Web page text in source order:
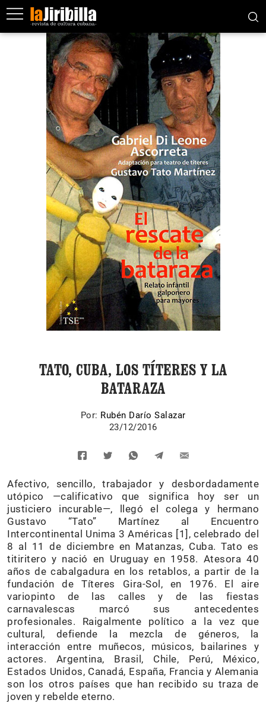
TATO, CUBA, LOS TÍTERES Y LA
BATARAZA
Por: Rubén Darío Salazar
23/12/2016
Afectivo, sencillo, trabajador y desbordadamente
utópico —calificativo que significa hoy ser un
justiciero incurable—, llegó el colega y hermano
Gustavo “Tato” Martínez al Encuentro
Intercontinental Unima 3 Américas [1], celebrado del
8 al 11 de diciembre en Matanzas, Cuba. Tato es
titiritero y nació en Uruguay en 1958. Atesora 40
años de cabalgadura en los retablos, a partir de la
fundación de Títeres Gira-Sol, en 1976. El aire
variopinto de las calles y de las fiestas
carnavalescas marcó sus antecedentes
profesionales. Raigalmente político a la vez que
cultural, defiende la mezcla de géneros, la
interacción entre muñecos, músicos, bailarines y
actores. Argentina, Brasil, Chile, Perú, México,
Estados Unidos, Canadá, España, Francia y Alemania
son los otros países que han recibido su traza de
joven y rebelde eterno.